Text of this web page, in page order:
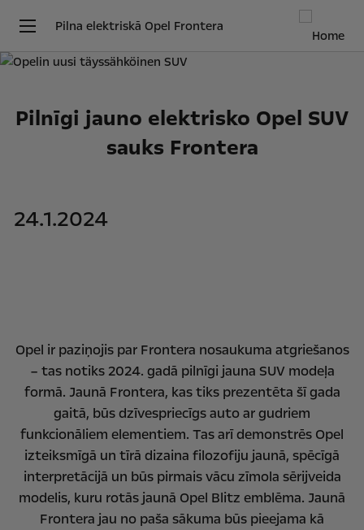
Pilna elektriskā Opel Frontera
Pilnīgi jauno elektrisko Opel SUV
sauks Frontera
24.1.2024
Opel ir paziņojis par Frontera nosaukuma atgriešanos
– tas notiks 2024. gadā pilnīgi jauna SUV modeļa
formā. Jaunā Frontera, kas tiks prezentēta šī gada
gaitā, būs dzīvespriecīgs auto ar gudriem
funkcionāliem elementiem. Tas arī demonstrēs Opel
izteiksmīgā un tīrā dizaina filozofiju jaunā, spēcīgā
interpretācijā un būs pirmais vācu zīmola sērijveida
modelis, kuru rotās jaunā Opel Blitz emblēma. Jaunā
Frontera jau no paša sākuma būs pieejama kā